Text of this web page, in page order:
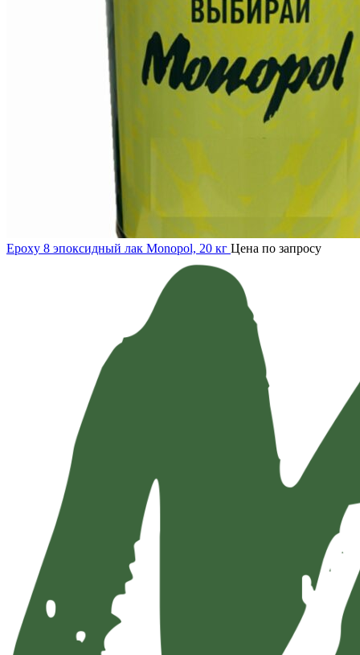
Epoxy 8 эпоксидный лак Monopol, 20 кг Цена по запросу